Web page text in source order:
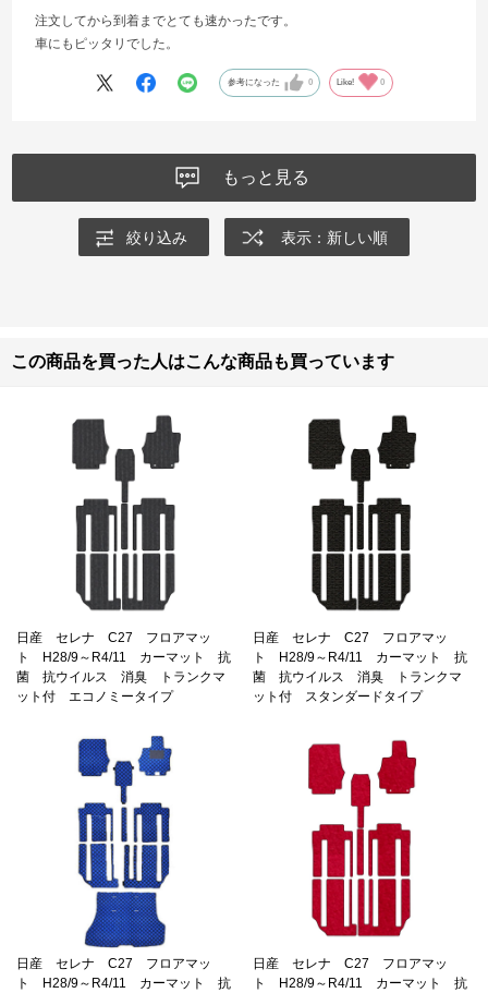
注文してから到着までとても速かったです。
車にもピッタリでした。
参考になった 0 Like! 0
もっと見る
絞り込み 表示：新しい順
この商品を買った人はこんな商品も買っています
日産 セレナ C27 フロアマッ
ト H28/9～R4/11 カーマット 抗
菌 抗ウイルス 消臭 トランクマ
ット付 エコノミータイプ
日産 セレナ C27 フロアマッ
ト H28/9～R4/11 カーマット 抗
菌 抗ウイルス 消臭 トランクマ
ット付 スタンダードタイプ
日産 セレナ C27 フロアマッ
ト H28/9～R4/11 カーマット 抗
日産 セレナ C27 フロアマッ
ト H28/9～R4/11 カーマット 抗